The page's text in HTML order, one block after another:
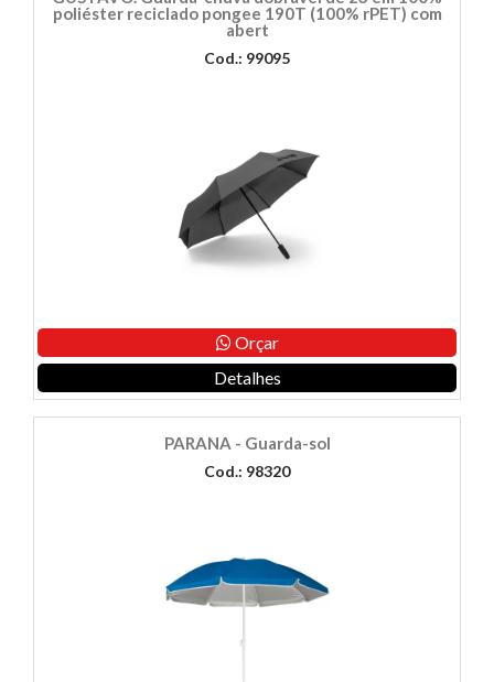
poliéster reciclado pongee 190T (100% rPET) com
abert
Cod.: 99095
Orçar
Detalhes
PARANA - Guarda-sol
Cod.: 98320